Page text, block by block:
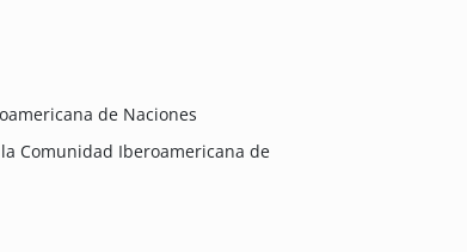
de Naciones
Comunidad Iberoamericana de